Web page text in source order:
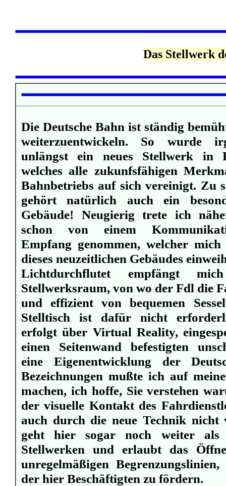
Das Stellwerk
Die Deutsche Bahn ist ständig
weiterzuentwickeln. So wurde
unlängst ein neues Stellwerk in
welches alle zukunfsfähigen
Bahnbetriebs auf sich vereinigt. Zu
gehört natürlich auch ein
Gebäude! Neugierig trete ich
schon von einem
Empfang genommen, welcher
dieses neuzeitlichen Gebäudes
Lichtdurchflutet empfängt
Stellwerksraum, von wo der Fdl die
und effizient von bequemen
Stelltisch ist dafür nicht
erfolgt über Virtual Reality,
einen Seitenwand befestigten
eine Eigenentwicklung der
Bezeichnungen mußte ich auf
machen, ich hoffe, Sie verstehen
der visuelle Kontakt des
auch durch die neue Technik nicht
geht hier sogar noch weiter als
Stellwerken und erlaubt das
unregelmäßigen
der hier Beschäftigten zu fördern.